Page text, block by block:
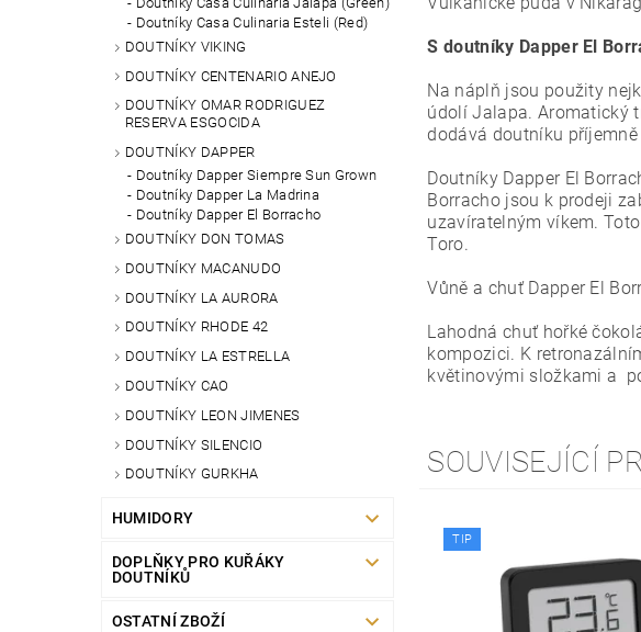
Doutníky Casa Culinaria Esteli (Red)
DOUTNÍKY VIKING
DOUTNÍKY CENTENARIO ANEJO
DOUTNÍKY OMAR RODRIGUEZ
RESERVA ESGOCIDA
DOUTNÍKY DAPPER
Doutníky Dapper Siempre Sun Grown
Doutníky Dapper La Madrina
Doutníky Dapper El Borracho
DOUTNÍKY DON TOMAS
DOUTNÍKY MACANUDO
DOUTNÍKY LA AURORA
DOUTNÍKY RHODE 42
DOUTNÍKY LA ESTRELLA
DOUTNÍKY CAO
DOUTNÍKY LEON JIMENES
DOUTNÍKY SILENCIO
DOUTNÍKY GURKHA
HUMIDORY
DOPLŇKY PRO KUŘÁKY
DOUTNÍKŮ
OSTATNÍ ZBOŽÍ
S doutníky Dapper El
Na náplň jsou použity
údolí Jalapa. Aromatický
dodává doutníku
Doutníky Dapper El
Borracho jsou k prodeji
uzavíratelným víkem.
Toro.
Vůně a chuť Dapper El
Lahodná chuť hořké
kompozici. K
květinovými složkami a
SOUVISEJÍCÍ
TIP